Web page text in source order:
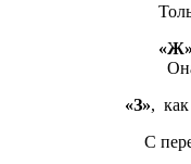
«Ж»
«З», как
С